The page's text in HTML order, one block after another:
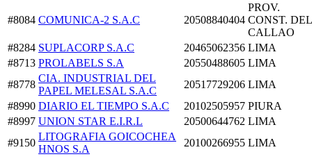
#8084 COMUNICA-2 S.A.C 20508840404
PROV.
CONST. DEL
CALLAO
#8284 SUPLACORP S.A.C 20465062356 LIMA
#8713 PROLABELS S.A 20550488605 LIMA
#8778
CIA. INDUSTRIAL DEL
PAPEL MELESAL S.A.C
20517729206 LIMA
#8990 DIARIO EL TIEMPO S.A.C 20102505957 PIURA
#8997 UNION STAR E.I.R.L 20500644762 LIMA
#9150
LITOGRAFIA GOICOCHEA
HNOS S.A
20100266955 LIMA